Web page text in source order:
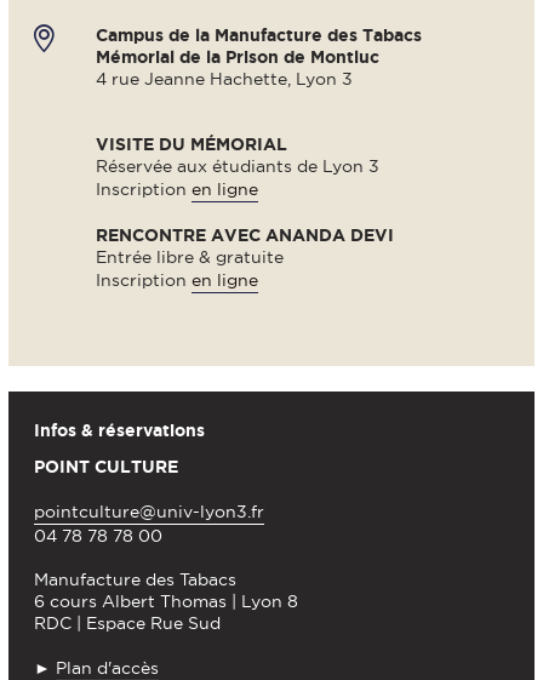
Campus de la Manufacture des Tabacs
Mémorial de la Prison de Montluc
4 rue Jeanne Hachette, Lyon 3
VISITE DU MÉMORIAL
Réservée aux étudiants de Lyon 3
Inscription en ligne
RENCONTRE AVEC ANANDA DEVI
Entrée libre & gratuite
Inscription en ligne
Infos & réservations
POINT CULTURE
pointculture@univ-lyon3.fr
04 78 78 78 00
Manufacture des Tabacs
6 cours Albert Thomas | Lyon 8
RDC | Espace Rue Sud
► Plan d'accès